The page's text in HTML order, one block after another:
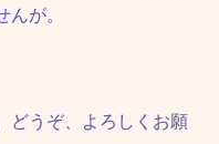
が。
どうぞ、よろしくお願